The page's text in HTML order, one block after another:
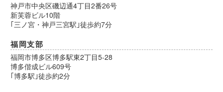
神戸市中央区磯辺通4丁目2番26号
新芙蓉ビル10階
｢三ノ宮・神戸三宮駅｣徒歩約7分
福岡支部
福岡市博多区博多駅東2丁目5-28
博多偕成ビル609号
｢博多駅｣徒歩約2分